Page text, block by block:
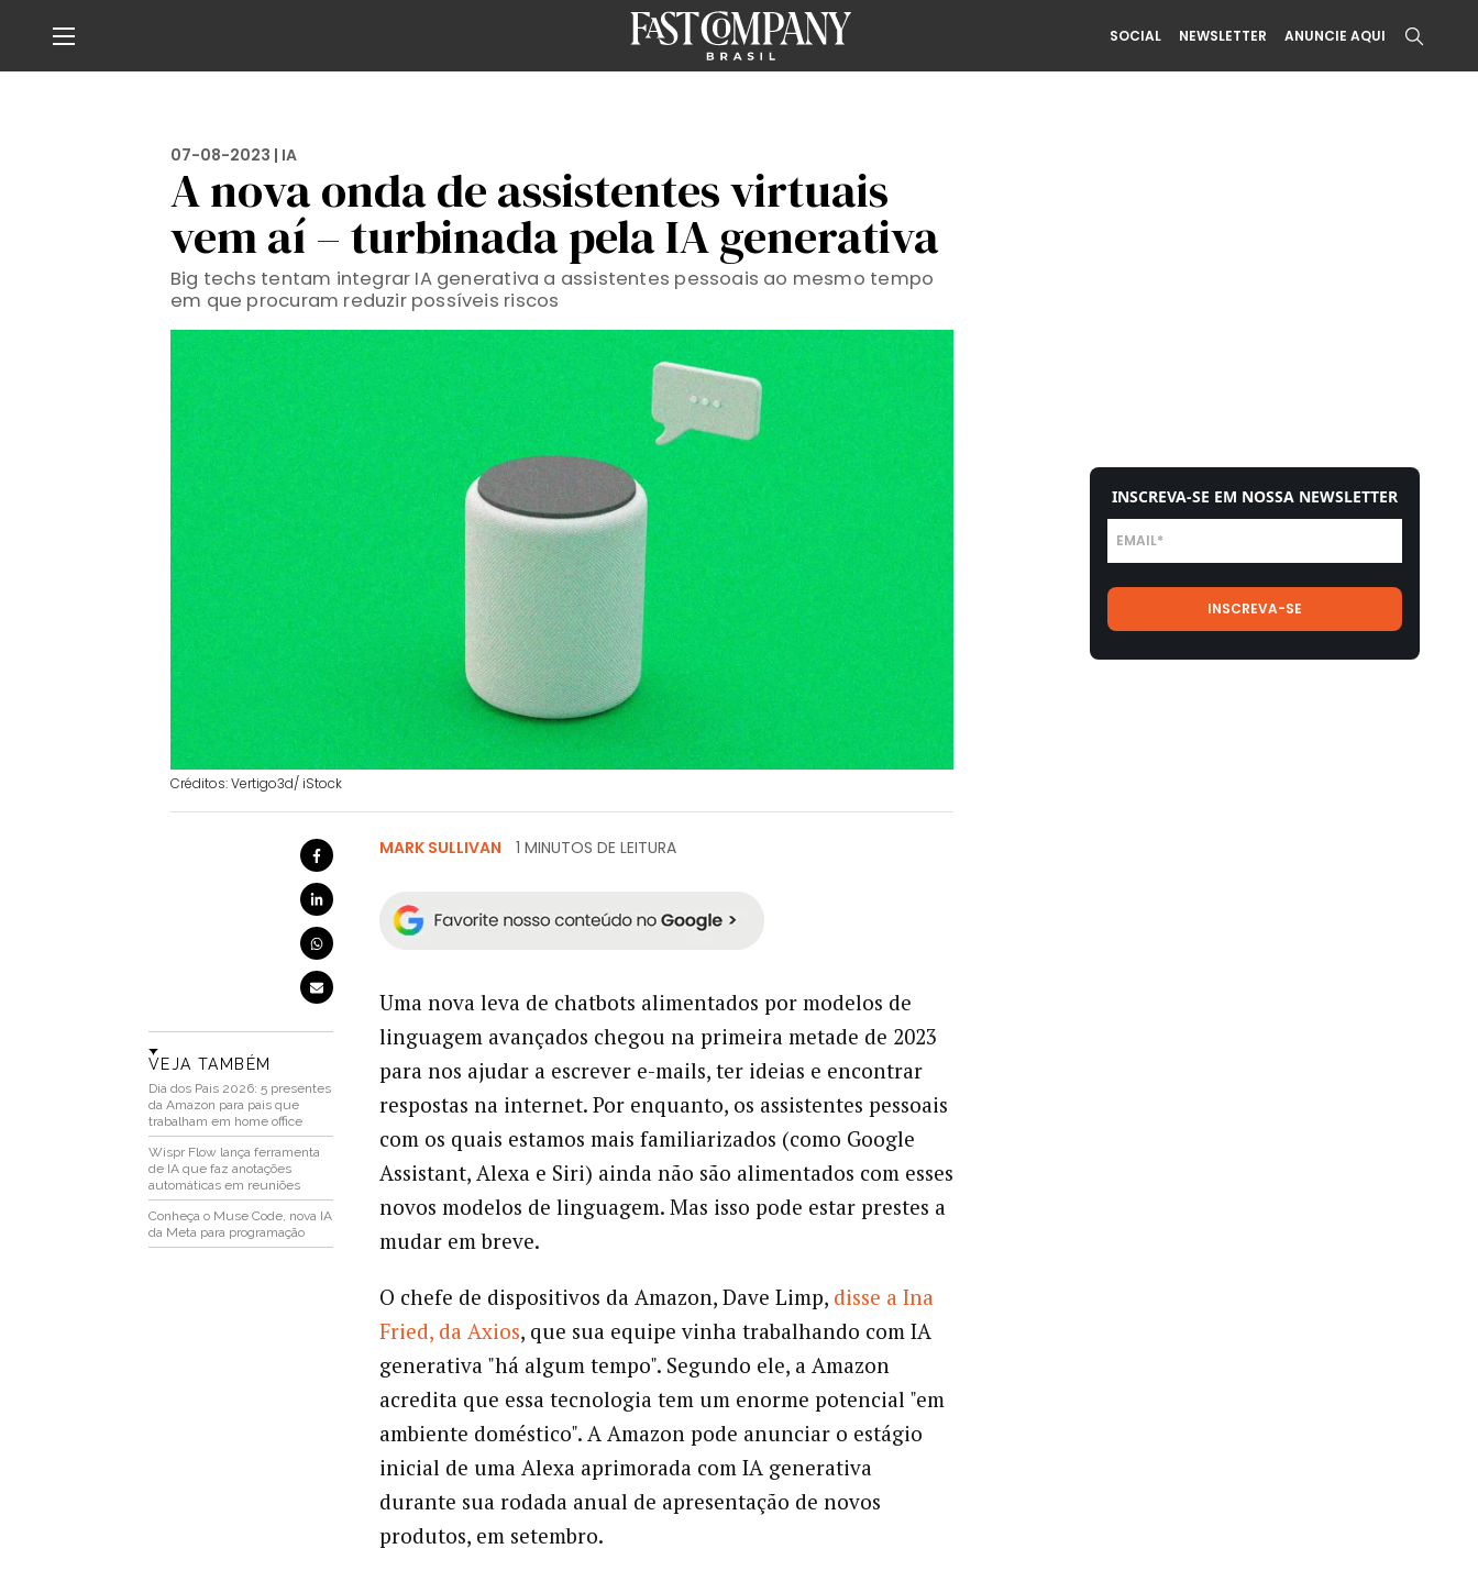
SOCIAL NEWSLETTER ANUNCIE AQUI
07-08-2023 | IA
A nova onda de assistentes virtuais
vem aí – turbinada pela IA generativa
Big techs tentam integrar IA generativa a assistentes pessoais ao mesmo tempo
em que procuram reduzir possíveis riscos
Créditos: Vertigo3d/ iStock
VEJA TAMBÉM
Dia dos Pais 2026: 5 presentes
da Amazon para pais que
trabalham em home office
Wispr Flow lança ferramenta
de IA que faz anotações
automáticas em reuniões
Conheça o Muse Code, nova IA
da Meta para programação
MARK SULLIVAN 1 MINUTOS DE LEITURA
Uma nova leva de chatbots alimentados por modelos de
linguagem avançados chegou na primeira metade de 2023
para nos ajudar a escrever e-mails, ter ideias e encontrar
respostas na internet. Por enquanto, os assistentes pessoais
com os quais estamos mais familiarizados (como Google
Assistant, Alexa e Siri) ainda não são alimentados com esses
novos modelos de linguagem. Mas isso pode estar prestes a
mudar em breve.
O chefe de dispositivos da Amazon, Dave Limp, disse a Ina
Fried, da Axios, que sua equipe vinha trabalhando com IA
generativa "há algum tempo". Segundo ele, a Amazon
acredita que essa tecnologia tem um enorme potencial "em
ambiente doméstico". A Amazon pode anunciar o estágio
inicial de uma Alexa aprimorada com IA generativa
durante sua rodada anual de apresentação de novos
produtos, em setembro.
INSCREVA-SE EM NOSSA NEWSLETTER